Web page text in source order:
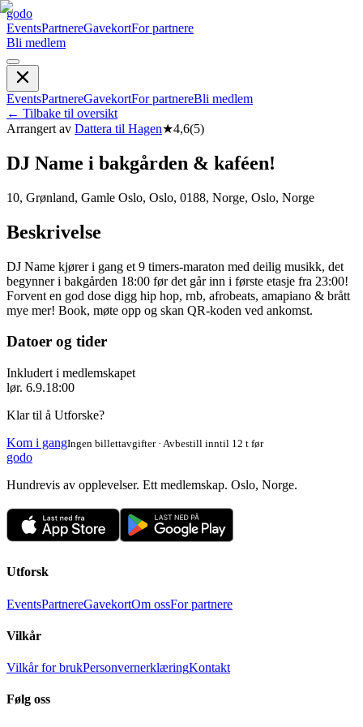
godo
EventsPartnereGavekortFor partnere
Bli medlem
EventsPartnereGavekortFor partnereBli medlem
← Tilbake til oversikt
Arrangert av Dattera til Hagen★4,6(5)
DJ Name i bakgården & kaféen!
10, Grønland, Gamle Oslo, Oslo, 0188, Norge, Oslo, Norge
Beskrivelse
DJ Name kjører i gang et 9 timers-maraton med deilig musikk, det
begynner i bakgården 18:00 før det går inn i første etasje fra 23:00!
Forvent en god dose digg hip hop, rnb, afrobeats, amapiano & brått
mye mer! Book, møte opp og skan QR-koden ved ankomst.
Datoer og tider
Inkludert i medlemskapet
lør. 6.9.18:00
Klar til å Utforske?
Kom i gangIngen billettavgifter · Avbestill inntil 12 t før
godo
Hundrevis av opplevelser. Ett medlemskap. Oslo, Norge.
Utforsk
EventsPartnereGavekortOm ossFor partnere
Vilkår
Vilkår for brukPersonvernerklæringKontakt
Følg oss